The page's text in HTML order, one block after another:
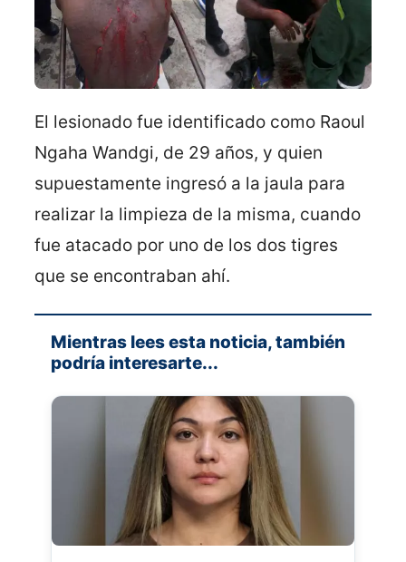
El lesionado fue identificado como Raoul
Ngaha Wandgi, de 29 años, y quien
supuestamente ingresó a la jaula para
realizar la limpieza de la misma, cuando
fue atacado por uno de los dos tigres
que se encontraban ahí.
Mientras lees esta noticia, también
podría interesarte...